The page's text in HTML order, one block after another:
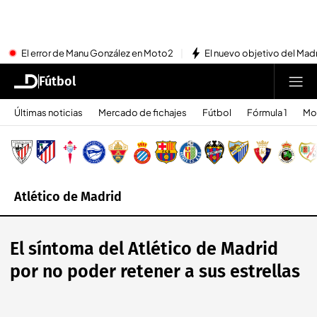
El error de Manu González en Moto2 El nuevo objetivo del
Fútbol
Últimas noticias Mercado de fichajes Fútbol Fórmula 1
Atlético de Madrid
El síntoma del Atlético de Madrid
por no poder retener a sus estrellas